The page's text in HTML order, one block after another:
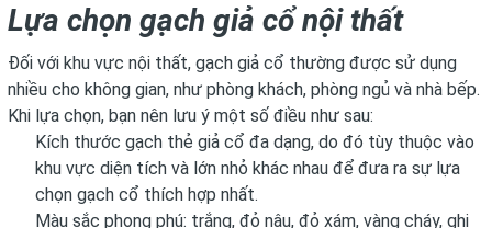
Lựa chọn gạch giả cổ nội thất
Đối với khu vực nội thất, gạch giả cổ thường được sử dụng
nhiều cho không gian, như phòng khách, phòng ngủ và nhà bếp.
Khi lựa chọn, bạn nên lưu ý một số điều như sau:
Kích thước gạch thẻ giả cổ đa dạng, do đó tùy thuộc vào
khu vực diện tích và lớn nhỏ khác nhau để đưa ra sự lựa
chọn gạch cổ thích hợp nhất.
Màu sắc phong phú: trắng, đỏ nâu, đỏ xám, vàng cháy, ghi